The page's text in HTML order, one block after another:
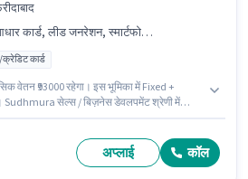
वायरिंग, बैंक अकाउंट, कोल्ड कॉलिंग, लैपटॉप/डेस्कटॉप, PAN कार्ड
कार्ड
वेतन ₹93000 रहेगा। इस भूमिका में Fixed +
Sudhmura सेल्स / बिज़नेस डेवलपमेंट श्रेणी में
है। इस भूमिका के लिए उम्मीदवार के पास कोल्ड
अप्लाई कॉल